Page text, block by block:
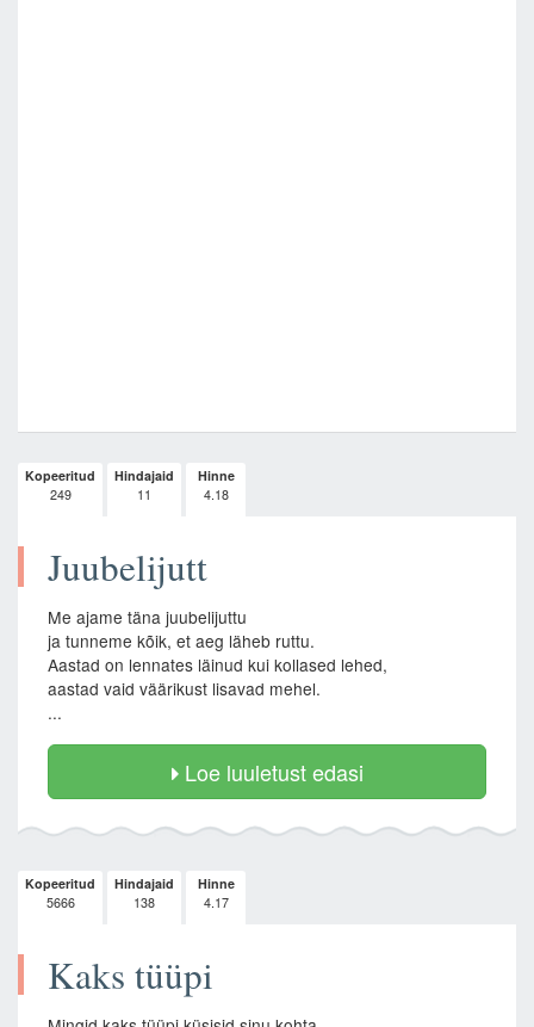
Kopeeritud
249
Hindajaid
11
Hinne
4.18
Juubelijutt
Me ajame täna juubelijuttu
ja tunneme kõik, et aeg läheb ruttu.
Aastad on lennates läinud kui kollased lehed,
aastad vaid väärikust lisavad mehel.
...
Loe luuletust edasi
Kopeeritud
5666
Hindajaid
138
Hinne
4.17
Kaks tüüpi